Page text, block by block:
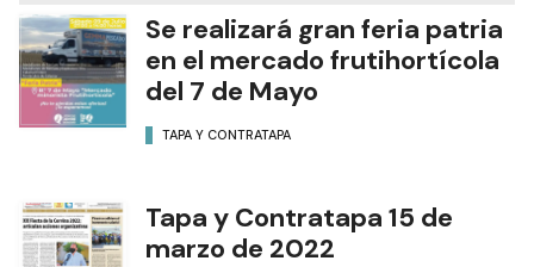
Se realizará gran feria patria
en el mercado frutihortícola
del 7 de Mayo
TAPA Y CONTRATAPA
Tapa y Contratapa 15 de
marzo de 2022